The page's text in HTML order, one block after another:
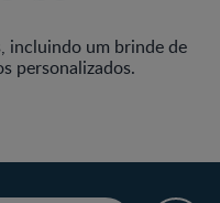
incluindo um brinde de
personalizados.